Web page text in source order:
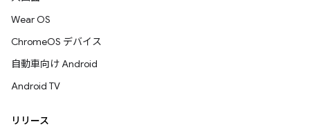
Wear OS
ChromeOS デバイス
自動車向け Android
Android TV
リリース